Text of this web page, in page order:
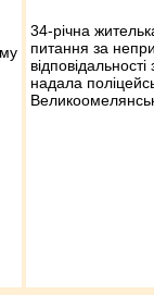
34-річна
питання за
надала